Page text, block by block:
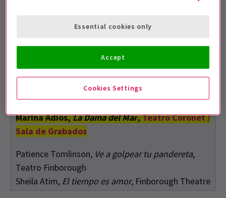
Obras: Mejor obra nueva
Bunker
, Orange Tree Theatre
Ross Willis,Wolfie, Theatre503
Obras: Mejor Papel Femenino en Reparto
Marina Adiós,La Dama del Mar,Teatro Coronet /
Sala de Grabados
Patience Tomlinson, Ve a golpear tu pandereta,
Teatro Finborough
Sheila Atim, El tiempo es amor, Finborough Theatre
Cookies Settings
Essential cookies only
Accept